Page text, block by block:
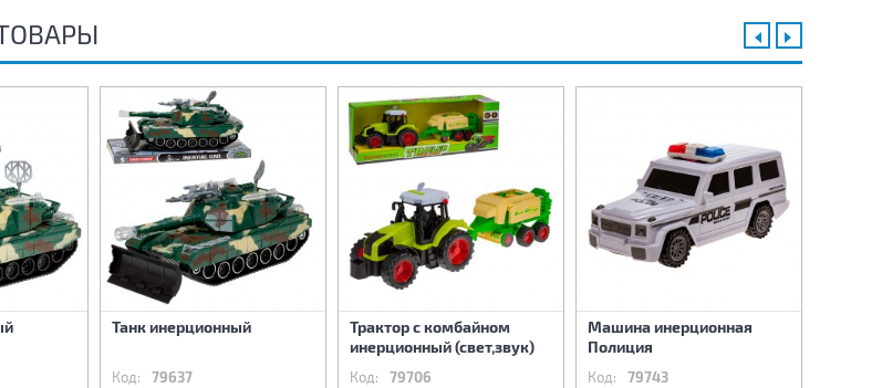
Танк инерционный
Код: 79637
Трактор с комбайном
инерционный (свет,звук)
Код: 79706
Машина инерционная
Полиция
Код: 79743